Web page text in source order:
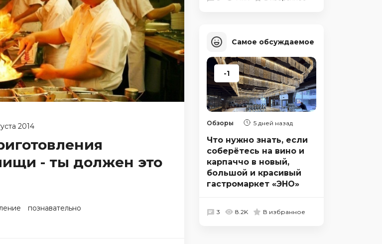
2014
- ты должен это
познавательно
Самое обсуждаемое
-1
Обзоры 5 дней назад
Что нужно знать, если
соберётесь на вино и
карпаччо в новый,
большой и красивый
гастромаркет «ЭНО»
3 8.2K В избранное